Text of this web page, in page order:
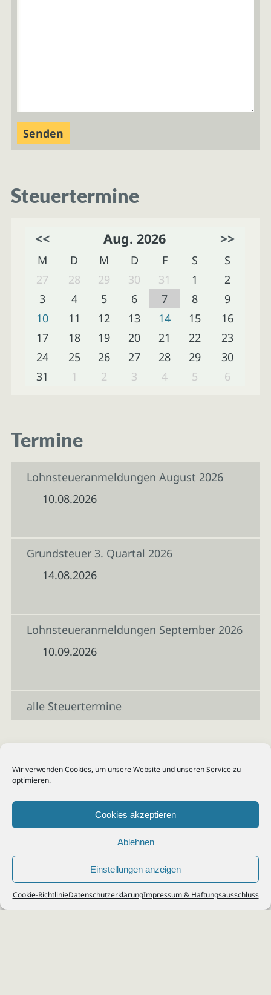
Wir verwenden Cookies, um unsere Website und unseren Service zu
optimieren.
Cookies akzeptieren
Ablehnen
Einstellungen anzeigen
Cookie-RichtlinieDatenschutzerklärungImpressum & Haftungsausschluss
Steuertermine
<< Aug. 2026 >>
M D M D F S
S
27
28 29 30 31 1
2
3
4 5 6 7 8
9
10
11 12 13 14 15
16
17
18 19 20 21 22
23
24
25 26 27 28 29
30
31
1 2 3 4 5 6
Termine
Lohnsteueranmeldungen August 2026
10.08.2026
Grundsteuer 3. Quartal 2026
14.08.2026
Lohnsteueranmeldungen September 2026
10.09.2026
alle Steuertermine
© 2026Steuerberater Kempf, Köln - Steuerberatung Poll, Porz, Deutz, Mülheim,